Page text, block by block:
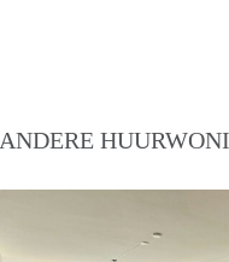
ANDERE